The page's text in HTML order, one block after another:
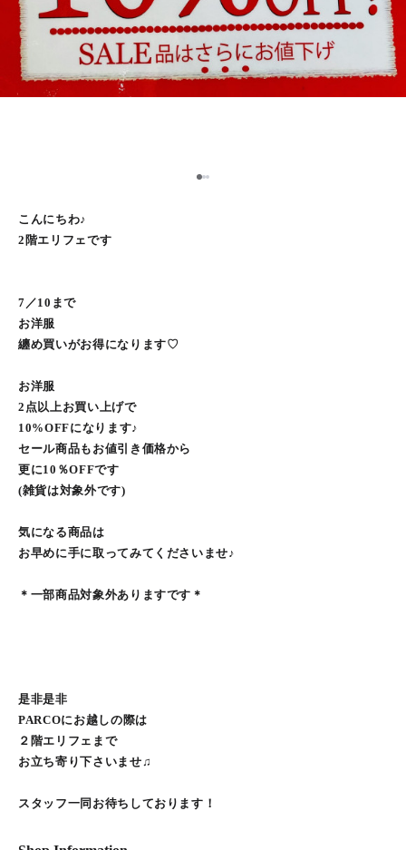
12
こんにちわ♪
2階エリフェです
7／10まで
お洋服
纏め買いがお得になります♡
お洋服
2点以上お買い上げで
10%OFFになります♪
セール商品もお値引き価格から
更に10％OFFです
(雑貨は対象外です)
気になる商品は
お早めに手に取ってみてくださいませ♪
＊一部商品対象外ありますです＊
是非是非
PARCOにお越しの際は
２階エリフェまで
お立ち寄り下さいませ♫
スタッフ一同お待ちしております！